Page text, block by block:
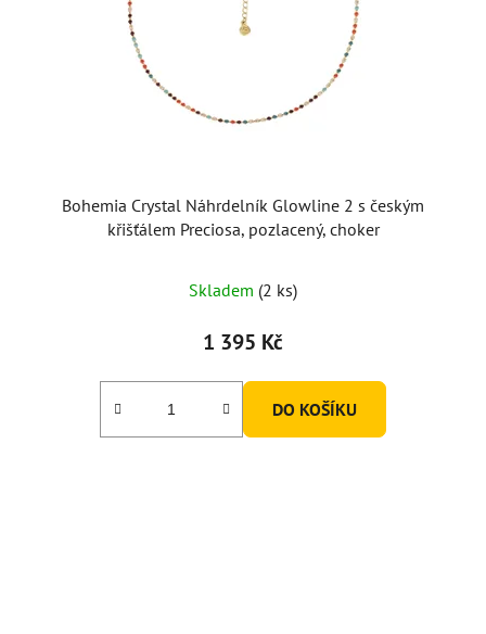
Bohemia Crystal Náhrdelník Glowline 2 s českým
křišťálem Preciosa, pozlacený, choker
Skladem (2 ks)
1 395 Kč
DO KOŠÍKU